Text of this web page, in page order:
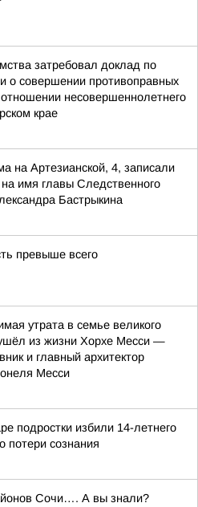
затребовал доклад по
о совершении противоправных
несовершеннолетнего
крае
на Артезианской, 4, записали
имя главы Следственного
Бастрыкина
превыше всего
утрата в семье великого
из жизни Хорхе Месси —
и главный архитектор
Месси
подростки избили 14-летнего
потери сознания
Сочи…. А вы знали?